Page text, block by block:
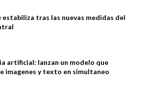
estabiliza tras las nuevas medidas del
artificial: lanzan un modelo que
imagenes y texto en simultaneo